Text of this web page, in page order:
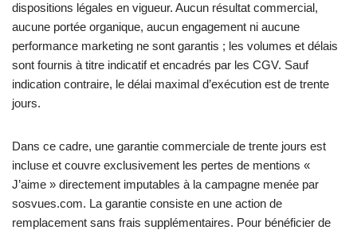
dispositions légales en vigueur. Aucun résultat commercial,
aucune portée organique, aucun engagement ni aucune
performance marketing ne sont garantis ; les volumes et délais
sont fournis à titre indicatif et encadrés par les CGV. Sauf
indication contraire, le délai maximal d’exécution est de trente
jours.
Dans ce cadre, une garantie commerciale de trente jours est
incluse et couvre exclusivement les pertes de mentions «
J’aime » directement imputables à la campagne menée par
sosvues.com. La garantie consiste en une action de
remplacement sans frais supplémentaires. Pour bénéficier de